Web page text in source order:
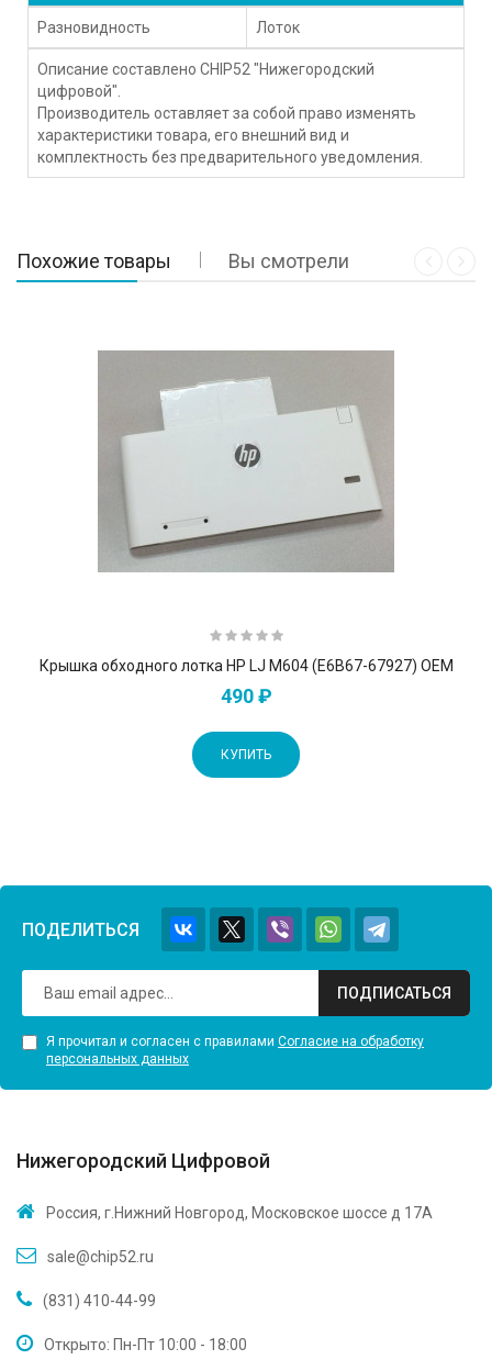
Разновидность Лоток
Описание составлено CHIP52 "Нижегородский
цифровой".
Производитель оставляет за собой право изменять
характеристики товара, его внешний вид и
комплектность без предварительного уведомления.
Похожие товары Вы смотрели
Крышка обходного лотка HP LJ M604 (E6B67-67927) OEM
490 ₽
КУПИТЬ
ПОДЕЛИТЬСЯ
ПОДПИСАТЬСЯ
Я прочитал и согласен с правилами Согласие на обработку
персональных данных
Нижегородский Цифровой
Россия, г.Нижний Новгород, Московское шоссе д 17А
sale@chip52.ru
(831) 410-44-99
Открыто: Пн-Пт 10:00 - 18:00